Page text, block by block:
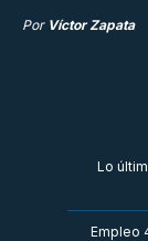
Por Víctor Zapata
Lo
Empleo